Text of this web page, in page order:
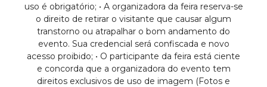
uso é obrigatório; • A organizadora da feira reserva-se
o direito de retirar o visitante que causar algum
transtorno ou atrapalhar o bom andamento do
evento. Sua credencial será confiscada e novo
acesso proibido; • O participante da feira está ciente
e concorda que a organizadora do evento tem
direitos exclusivos de uso de imagem (Fotos e